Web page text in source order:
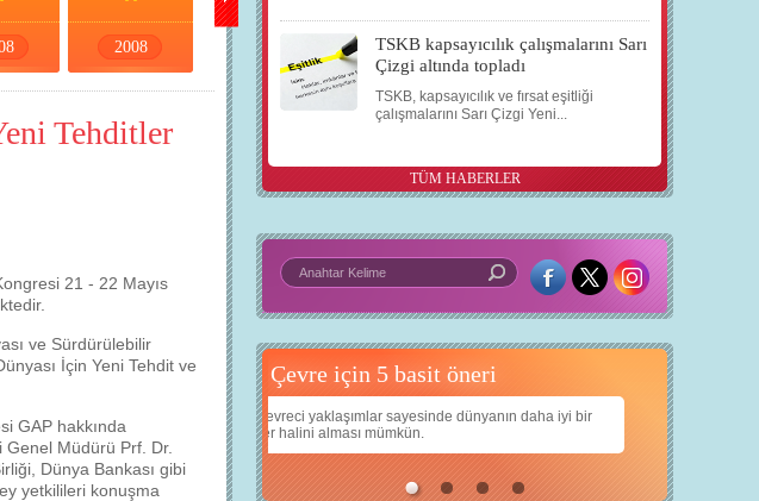
2008 2008 2008 2008 2008
Tehditler
21 - 22 Mayıs
ve Sürdürülebilir
İçin Yeni Tehdit ve
GAP hakkında
Genel Müdürü Prf. Dr.
Dünya Bankası gibi
yetkilileri konuşma
TSKB kapsayıcılık çalışmalarını Sarı
Çizgi altında topladı
TSKB, kapsayıcılık ve fırsat eşitliği
çalışmalarını Sarı Çizgi Yeni...
TÜM HABERLER
Çevre için 5 basit öneri
sayesinde dünyanın daha iyi bir
alması mümkün.
Daha iyi bir dünya için yapay zekâ
Çocuklarımıza daha güzel bir dünya bırakabilmek için
teknolojiden nasıl yararlanırız?